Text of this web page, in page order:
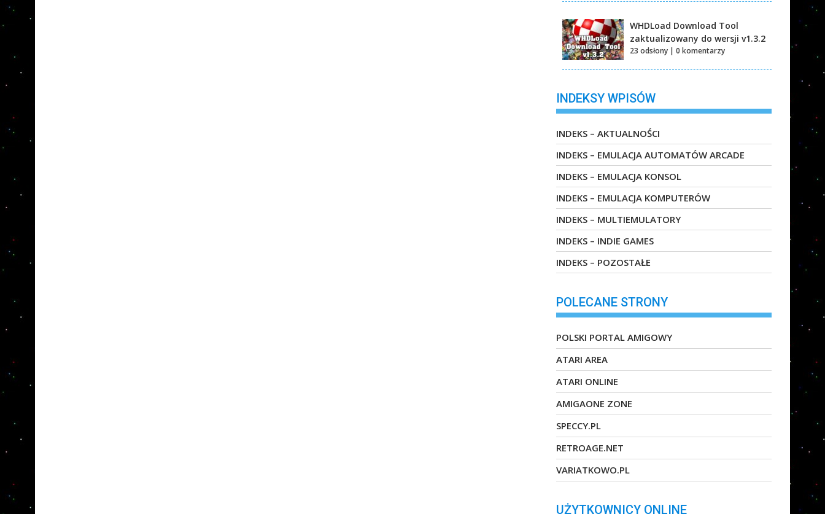
WHDLoad Download Tool
zaktualizowany do wersji v1.3.2
23 odsłony | 0 komentarzy
INDEKSY WPISÓW
INDEKS – AKTUALNOŚCI
INDEKS – EMULACJA AUTOMATÓW ARCADE
INDEKS – EMULACJA KONSOL
INDEKS – EMULACJA KOMPUTERÓW
INDEKS – MULTIEMULATORY
INDEKS – INDIE GAMES
INDEKS – POZOSTAŁE
POLECANE STRONY
POLSKI PORTAL AMIGOWY
ATARI AREA
ATARI ONLINE
AMIGAONE ZONE
SPECCY.PL
RETROAGE.NET
VARIATKOWO.PL
UŻYTKOWNICY ONLINE